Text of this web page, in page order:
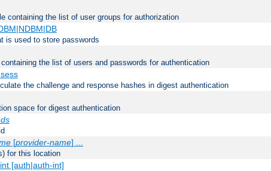
containing the list of user groups for authorization
is used to store passwords
the list of users and passwords for authentication
the challenge and response hashes in digest authentication
space for digest authentication
[provider-name] ...
for this location
[auth|auth-int]